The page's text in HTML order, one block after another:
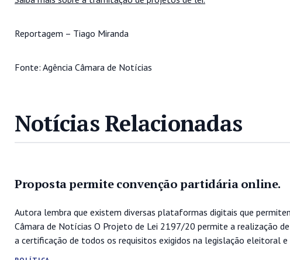
Reportagem – Tiago Miranda
Fonte: Agência Câmara de Notícias
Notícias Relacionadas
Proposta permite convenção partidária online.
Autora lembra que existem diversas plataformas digitais que
Câmara de Notícias O Projeto de Lei 2197/20 permite a realização
a certificação de todos os requisitos exigidos na legislação eleitoral